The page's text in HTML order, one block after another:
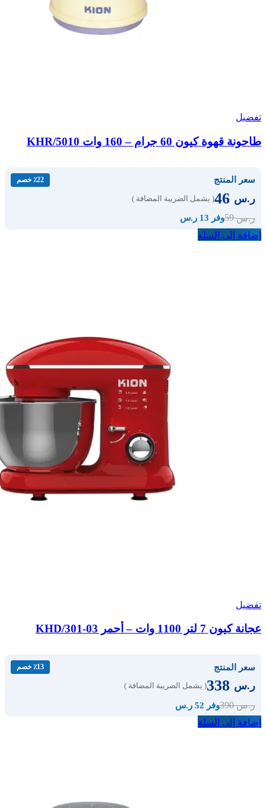
تفضيل
طاحونة قهوة كيون 60 جرام – 160 وات KHR/5010
سعر المنتج ٪22 خصم
ر.س ( يشمل الضريبة المضافة )
ر.س59 وفر 13 ر.س
إضافة إلى السلة
تفضيل
عجانة كيون 7 لتر 1100 وات – أحمر KHD/301-03
سعر المنتج ٪13 خصم
ر.س ( يشمل الضريبة المضافة )
ر.س390 وفر 52 ر.س
إضافة إلى السلة